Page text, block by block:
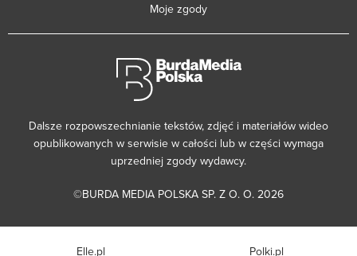
Moje zgody
Dalsze rozpowszechnianie tekstów, zdjęć i materiałów wideo
opublikowanych w serwisie w całości lub w części wymaga
uprzedniej zgody wydawcy.
©BURDA MEDIA POLSKA SP. Z O. O. 2026
Elle.pl
Polki.pl